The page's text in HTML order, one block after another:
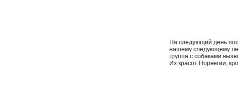
На следующий день
нашему следующему
группа с собаками
Из красот Норвегии,